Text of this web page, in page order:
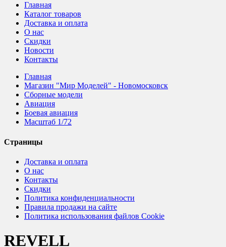
Главная
Каталог товаров
Доставка и оплата
О нас
Скидки
Новости
Контакты
Главная
Магазин "Мир Моделей" - Новомосковск
Сборные модели
Авиация
Боевая авиация
Масштаб 1/72
Страницы
Доставка и оплата
О нас
Контакты
Скидки
Политика конфиденциальности
Правила продажи на сайте
Политика использования файлов Cookie
REVELL